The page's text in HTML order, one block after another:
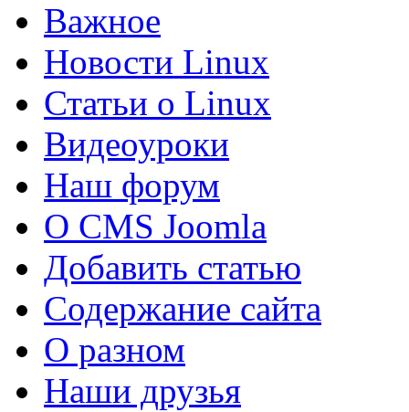
Важное
Новости Linux
Статьи о Linux
Видеоуроки
Наш форум
О CMS Joomla
Добавить статью
Содержание сайта
О разном
Наши друзья